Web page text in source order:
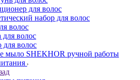
для волос
набор для волос
волос
волос
для волос
мыло SHEKHOR ручной работы